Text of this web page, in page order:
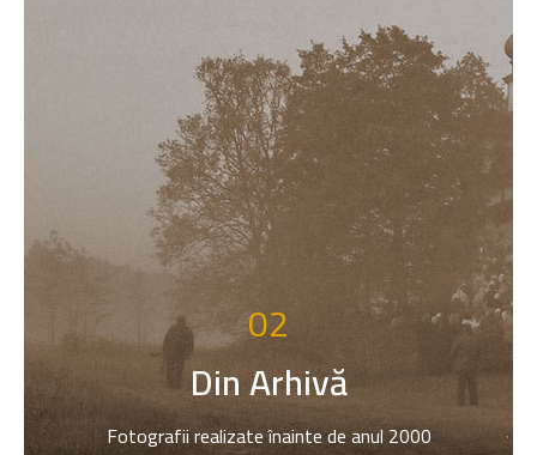
02
Din Arhivă
Fotografii realizate înainte de anul 2000